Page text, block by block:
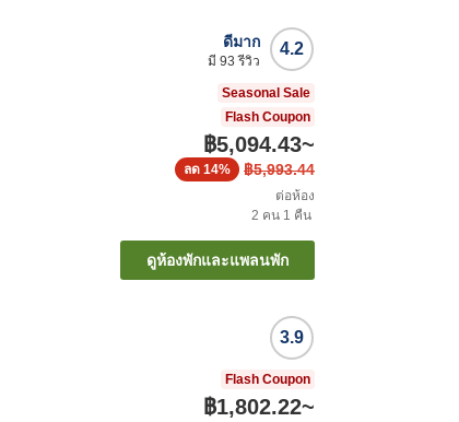
4.2
ดีมาก
มี 93 รีวิว
Seasonal Sale
Flash Coupon
฿5,094.43~
฿5,993.44
ลด 14%
ต่อห้อง
2 คน 1 คืน
ดูห้องพักและแพลนพัก
3.9
Flash Coupon
฿1,802.22~